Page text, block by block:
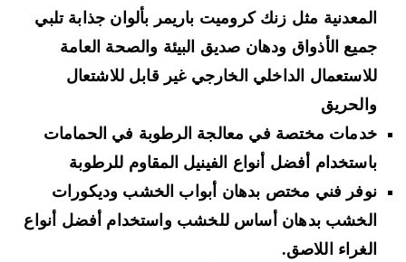
المعدنية مثلزنك كروميت باريمر بألوان جذابة تلبي
جميع الأذواق ودهان صديق البيئة والصحةالعامة
للاستعمال الداخلي الخارجي غير قابل للاشتعال
والحريق
خدمات مختصة في معالجة الرطوبة في الحمامات
باستخدام أفضل أنواعالفينيل المقاوم للرطوبة
نوفر فني مختص بدهان أبواب الخشب وديكورات
الخشب بدهان أساس للخشبواستخدام أفضل أنواع
الغراء اللاصق.